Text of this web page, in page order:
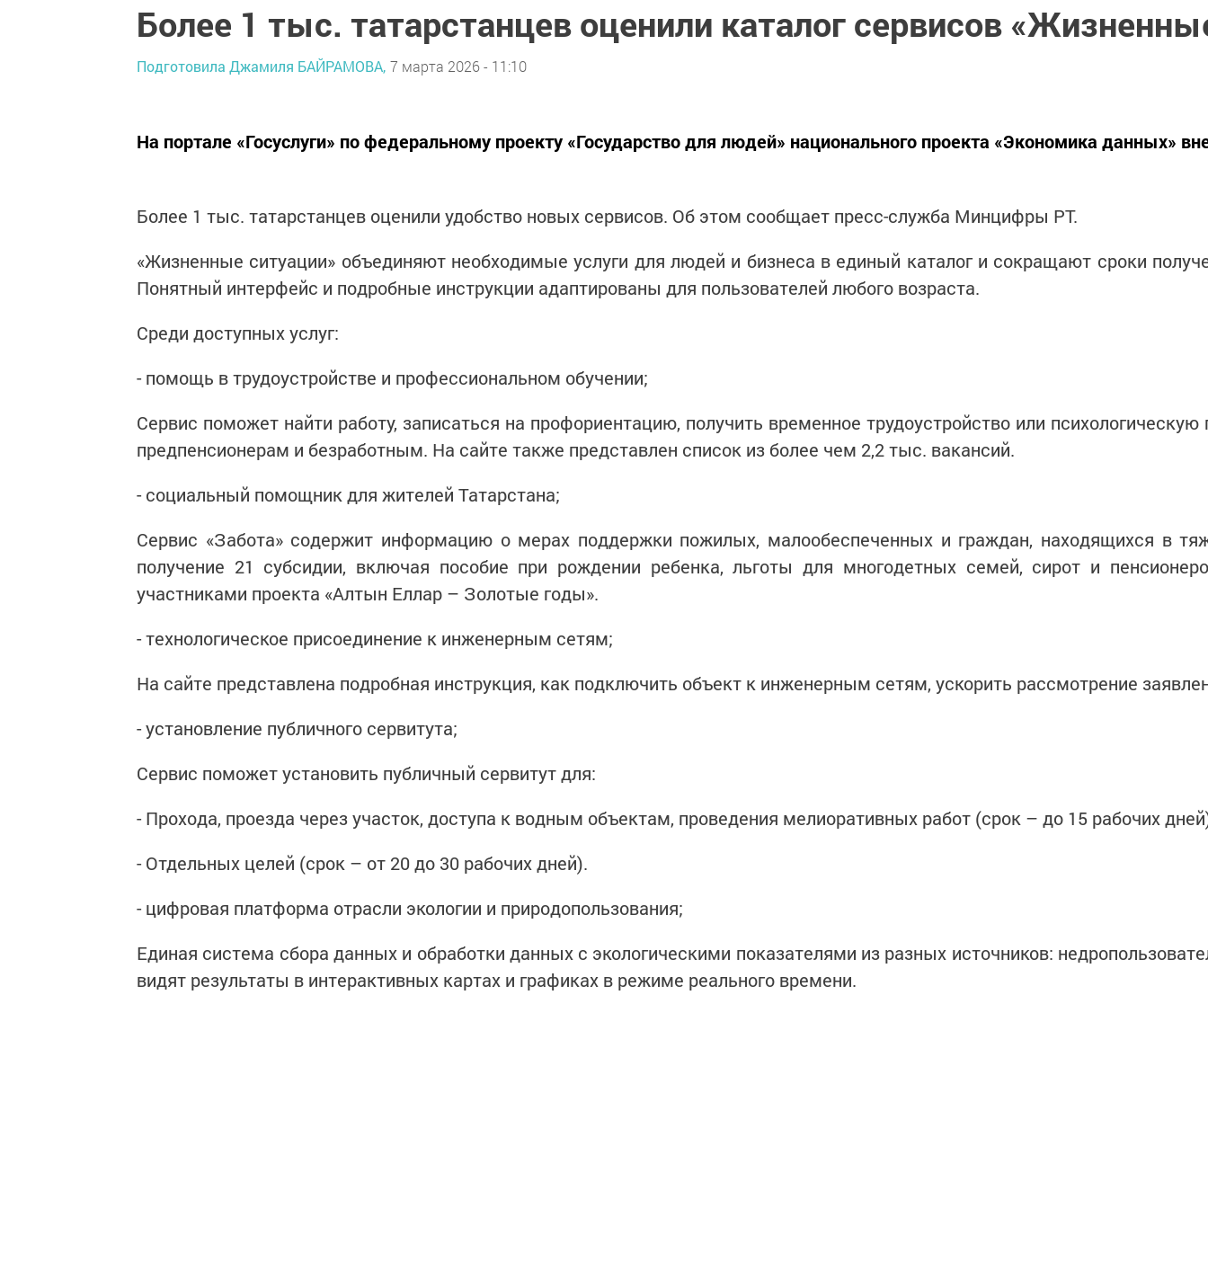
Более 1 тыс. татарстанцев оценили каталог сервисов
Подготовила Джамиля БАЙРАМОВА, 7 марта 2026 - 11:10
На портале «Госуслуги» по федеральному проекту «Государство для людей» национального проекта «Экономика данных»
Более 1 тыс. татарстанцев оценили удобство новых сервисов. Об этом сообщает пресс-служба Минцифры РТ.
«Жизненные ситуации» объединяют необходимые услуги для людей и бизнеса в единый каталог и сокращают сроки
Понятный интерфейс и подробные инструкции адаптированы для пользователей любого возраста.
Среди доступных услуг:
- помощь в трудоустройстве и профессиональном обучении;
Сервис поможет найти работу, записаться на профориентацию, получить временное трудоустройство или
предпенсионерам и безработным. На сайте также представлен список из более чем 2,2 тыс. вакансий.
- социальный помощник для жителей Татарстана;
Сервис «Забота» содержит информацию о мерах поддержки пожилых, малообеспеченных и граждан, находящихся в
получение 21 субсидии, включая пособие при рождении ребенка, льготы для многодетных семей, сирот и
участниками проекта «Алтын Еллар – Золотые годы».
- технологическое присоединение к инженерным сетям;
На сайте представлена подробная инструкция, как подключить объект к инженерным сетям, ускорить рассмотрение
- установление публичного сервитута;
Сервис поможет установить публичный сервитут для:
- Прохода, проезда через участок, доступа к водным объектам, проведения мелиоративных работ (срок – до 15 рабочих
- Отдельных целей (срок – от 20 до 30 рабочих дней).
- цифровая платформа отрасли экологии и природопользования;
Единая система сбора данных и обработки данных с экологическими показателями из разных источников:
видят результаты в интерактивных картах и графиках в режиме реального времени.